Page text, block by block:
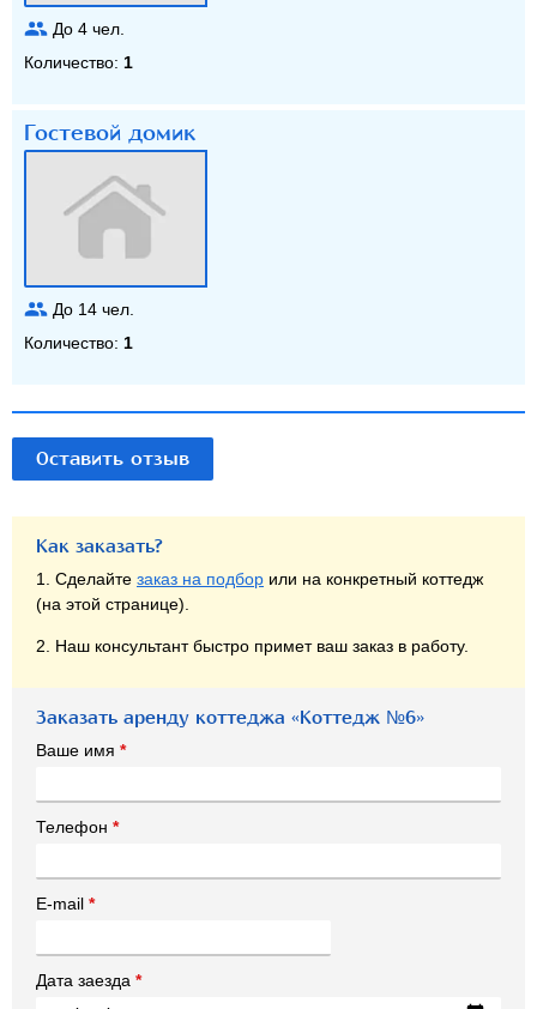
До 4 чел.
Количество: 1
Гостевой домик
До 14 чел.
Количество: 1
Оставить отзыв
Как заказать?
1. Сделайте заказ на подбор или на конкретный коттедж
(на этой странице).
2. Наш консультант быстро примет ваш заказ в работу.
Заказать аренду коттеджа «Коттедж №6»
Ваше имя *
Телефон *
E-mail *
Дата заезда *